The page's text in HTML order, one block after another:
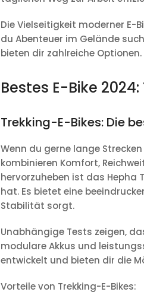
Die Vielseitigkeit moderner E-
du Abenteuer im Gelände
bieten dir zahlreiche Optionen.
Bestes E-Bike
Trekking-E-Bikes: Die
Wenn du gerne lange
kombinieren Komfort,
hervorzuheben ist das Hepha
hat. Es bietet eine
Stabilität sorgt.
Unabhängige Tests zeigen,
modulare Akkus und
entwickelt und bieten dir die
Vorteile von Trekking-E-Bikes: